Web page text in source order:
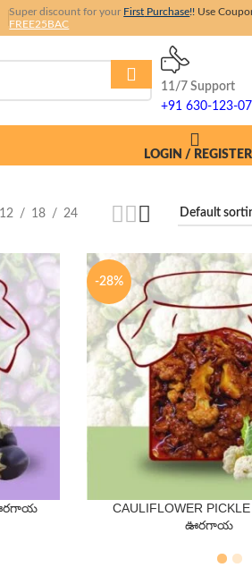
Super discount for your First Purchase!! Use
FREE25BAC
11/7 Support
+91 630-123-
LOGIN / REGISTER
12 18 24
ఊరగాయ
-28%
QTY
CAULIFLOWER
ఊరగాయ